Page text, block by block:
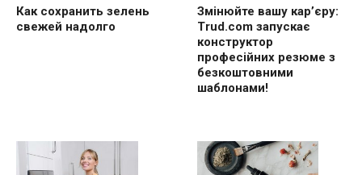
Как сохранить зелень
свежей надолго
Змінюйте вашу кар’єру:
Trud.com запускає
конструктор
професійних резюме з
безкоштовними
шаблонами!